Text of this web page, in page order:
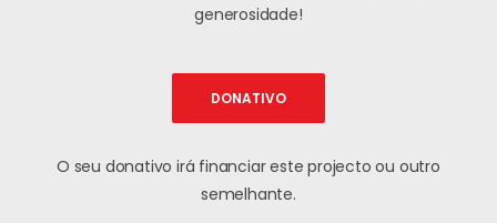
generosidade!
DONATIVO
O seu donativo irá financiar este projecto ou outro
semelhante.